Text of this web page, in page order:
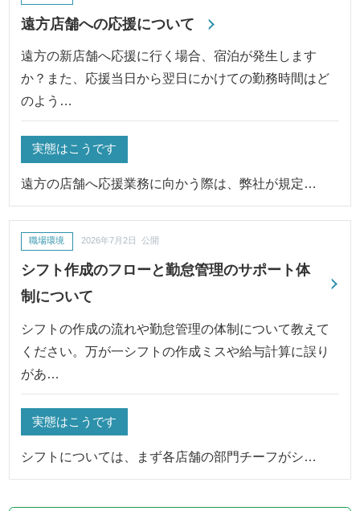
遠方店舗への応援について
遠方の新店舗へ応援に行く場合、宿泊が発生します
か？また、応援当日から翌日にかけての勤務時間はど
のよう…
実態はこうです
遠方の店舗へ応援業務に向かう際は、弊社が規定…
シフト作成のフローと勤怠管理のサポート体
制について
職場環境 2026年7月2日 公開
シフトの作成の流れや勤怠管理の体制について教えて
ください。万が一シフトの作成ミスや給与計算に誤り
があ…
実態はこうです
シフトについては、まず各店舗の部門チーフがシ…